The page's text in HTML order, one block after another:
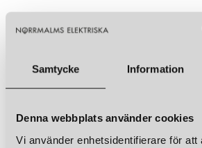
Samtycke Information
Denna webbplats använder cookies
Vi använder enhetsidentifierare för att